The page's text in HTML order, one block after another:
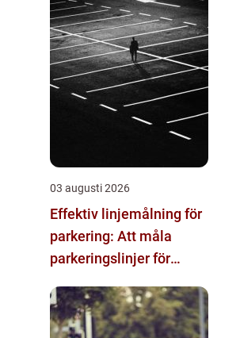
03 augusti 2026
Effektiv linjemålning för
parkering: Att måla
parkeringslinjer för
parkeringsytor